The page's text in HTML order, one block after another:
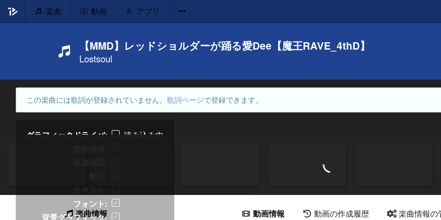
楽曲 動画 アプリ
【MMD】レッドショルダーが踊る愛Dee【魔王RAVE_4thD】
Lostsoul
この楽曲には歌詞が登録されていません。 歌詞ページで登録できます。
グラフィックドライバ
読み込み中
フォント
背景グラフィック
楽曲情報 動画情報 動画の作成履歴 楽曲情報の